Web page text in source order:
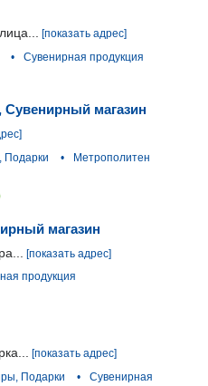
[показать адрес]
•
Сувенирная продукция
магазин
Подарки •
Метрополитен
магазин
[показать адрес]
продукция
[показать адрес]
Подарки •
Сувенирная